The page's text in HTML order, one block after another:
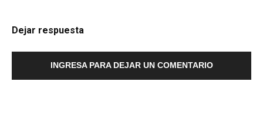
Dejar respuesta
INGRESA PARA DEJAR UN COMENTARIO